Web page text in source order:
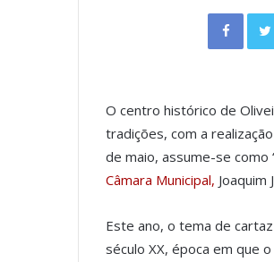
Facebook
O centro histórico de
tradições, com a
de maio, assume-se como
Câmara Municipal, Joaquim
Este ano, o tema de
século XX, época em que